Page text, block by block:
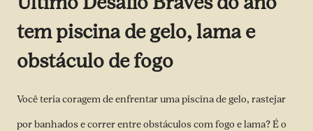
tem piscina de gelo, lama e
obstáculo de fogo
Você teria coragem de enfrentar uma piscina de gelo, rastejar
por banhados e correr entre obstáculos com fogo e lama? É o